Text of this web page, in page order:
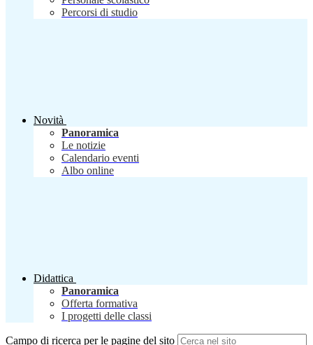
Percorsi di studio
Novità
Panoramica
Le notizie
Calendario eventi
Albo online
Didattica
Panoramica
Offerta formativa
I progetti delle classi
Campo di ricerca per le pagine del sito